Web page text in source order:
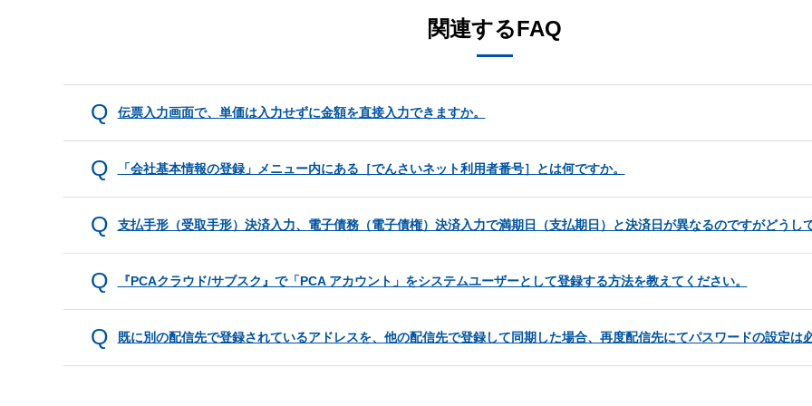
関連するFAQ
伝票入力画面で、単価は入力せずに金額を直接入力できますか。
「会社基本情報の登録」メニュー内にある［でんさいネット利用者番号］とは何ですか。
支払手形（受取手形）決済入力、電子債務（電子債権）決済入力で満期日（支払期日）と決済日が異なるのですがどうして
『PCAクラウド/サブスク』で「PCA アカウント」をシステムユーザーとして登録する方法を教えてください。
既に別の配信先で登録されているアドレスを、他の配信先で登録して同期した場合、再度配信先にてパスワードの設定は